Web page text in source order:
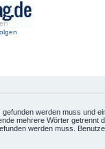
gefunden werden muss und
mehrere Wörter getrennt
werden muss.